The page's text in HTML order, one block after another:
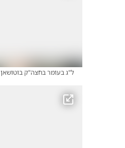
ל"ג בעומר בחצה"ק בוטושאן